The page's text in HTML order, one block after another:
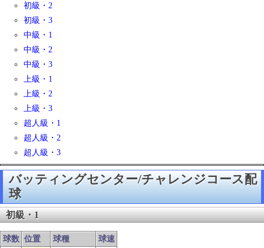
初級・2
初級・3
中級・1
中級・2
中級・3
上級・1
上級・2
上級・3
超人級・1
超人級・2
超人級・3
バッティングセンター/チャレンジコース配
球
初級・1
球数 位置 球種
球速